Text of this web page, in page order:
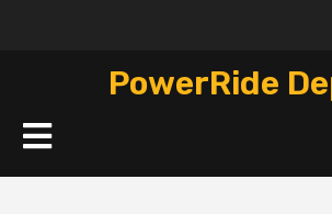
PowerRide
Кнопка
Открыть